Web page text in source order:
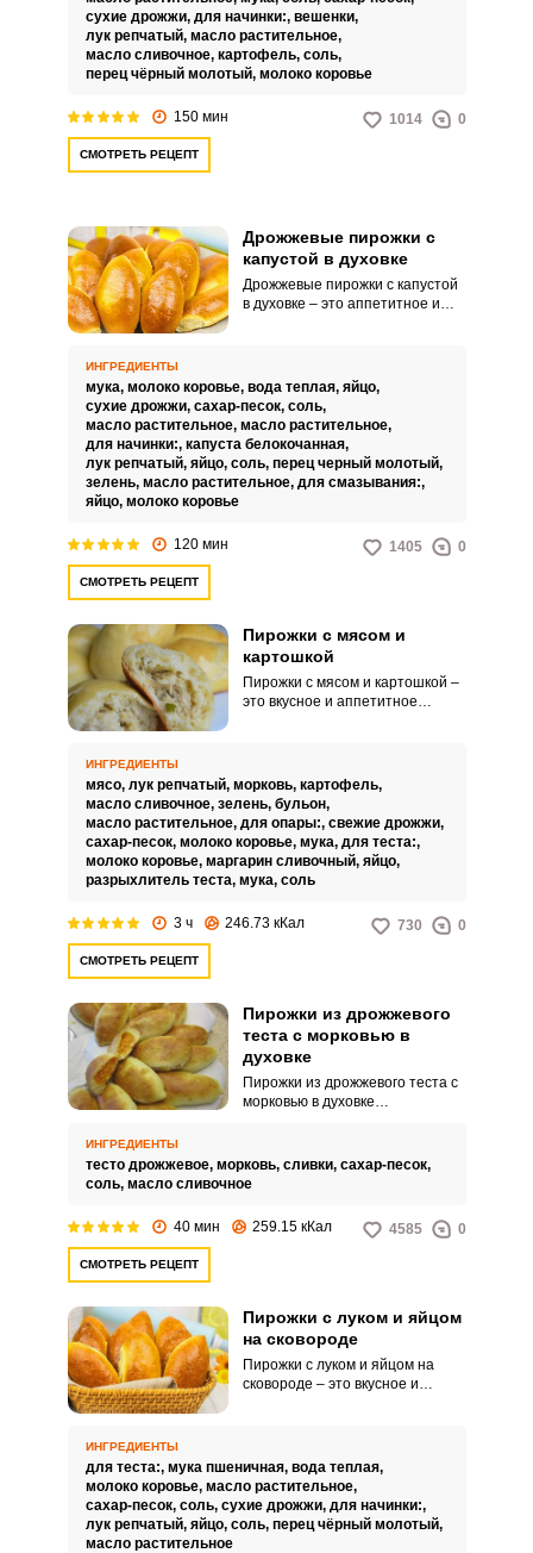
аппетитной.
сухие дрожжи, для начинки:, вешенки,
лук репчатый, масло растительное,
масло сливочное, картофель, соль,
перец чёрный молотый, молоко коровье
150 мин 1014 0
СМОТРЕТЬ РЕЦЕПТ
Дрожжевые пирожки с
капустой в духовке
Дрожжевые пирожки с капустой
в духовке – это аппетитное и
румяного теста и сочной
начинки никого не оставит
равнодушным.
ИНГРЕДИЕНТЫ
мука, молоко коровье, вода теплая, яйцо,
сухие дрожжи, сахар-песок, соль,
масло растительное, масло растительное,
для начинки:, капуста белокочанная,
лук репчатый, яйцо, соль, перец черный молотый,
зелень, масло растительное, для смазывания:,
яйцо, молоко коровье
120 мин 1405 0
СМОТРЕТЬ РЕЦЕПТ
Пирожки с мясом и
картошкой
Пирожки с мясом и картошкой –
это вкусное и аппетитное
и близких сочетанием нежного
румяного теста и сочной
начинки из мяса и картофеля.
ИНГРЕДИЕНТЫ
мясо, лук репчатый, морковь, картофель,
масло сливочное, зелень, бульон,
масло растительное, для опары:, свежие дрожжи,
сахар-песок, молоко коровье, мука, для теста:,
молоко коровье, маргарин сливочный, яйцо,
разрыхлитель теста, мука, соль
3 ч 246.73 кКал 730 0
СМОТРЕТЬ РЕЦЕПТ
Пирожки из дрожжевого
теста с морковью в
духовке
Пирожки из дрожжевого теста с
морковью в духовке
Бюджетный рецепт в силах
приготовить даже неопытный
ИНГРЕДИЕНТЫ
тесто дрожжевое, морковь, сливки, сахар-песок,
соль, масло сливочное
40 мин 259.15 кКал 4585 0
СМОТРЕТЬ РЕЦЕПТ
Пирожки с луком и яйцом
на сковороде
Пирожки с луком и яйцом на
сковороде – это вкусное и
яиц, приготовленных на
сковороде. Это традиционное и
популярное блюдо, которое
сочетает в себе разнообразные
текстуры и ароматы.
ИНГРЕДИЕНТЫ
для теста:, мука пшеничная, вода теплая,
молоко коровье, масло растительное,
сахар-песок, соль, сухие дрожжи, для начинки:,
лук репчатый, яйцо, соль, перец чёрный молотый,
масло растительное